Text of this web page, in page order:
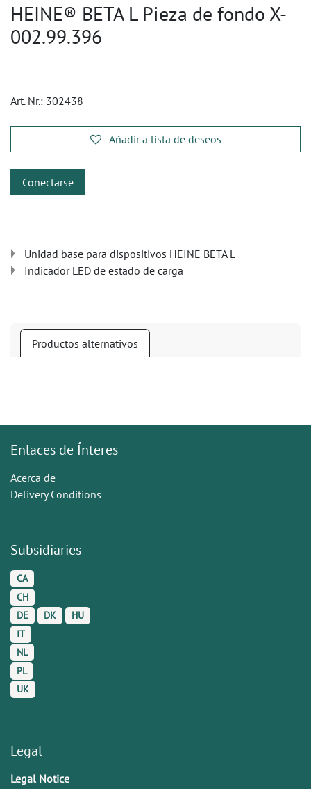
HEINE® BETA L Pieza de fondo X-
002.99.396
Art. Nr.: 302438
Añadir a lista de deseos
Conectarse
Unidad base para dispositivos HEINE BETA L
Indicador LED de estado de carga
Productos alternativos
Enlaces de Ínteres
Acerca de
Delivery Conditions
Subsidiaries
CA
CH
DE
DK
HU
IT
NL
PL
UK
Legal
Legal Notice